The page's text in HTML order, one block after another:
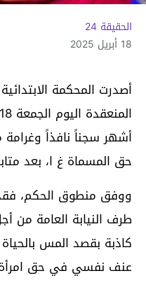
الحقيقة 24
18 أبريل 2025
أصدرت المحكمة
حق المسماة غ ا، بعد
ووفق منطوق الحكم، فقد
طرف النيابة العامة من
كاذبة بقصد المس
عنف نفسي في حق